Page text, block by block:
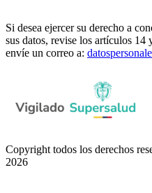
Si desea ejercer su derecho a
sus datos, revise los artículos
envíe un correo a:
Copyright todos los derechos
2026